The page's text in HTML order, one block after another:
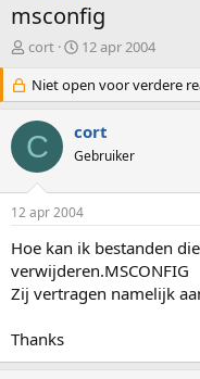
msconfig
O
d
e
r
w
e
s
t
a
r
t
r
cort
S
a
r
d
a
m
12 apr 2004
Niet open voor verdere
C cort
Gebruiker
12 apr 2004
Hoe kan ik bestanden
verwijderen.MSCONFIG
Zij vertragen namelijk
Thanks